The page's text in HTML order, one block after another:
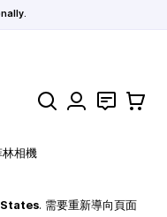
搜索 聯絡 購物車
相機
. 需要重新導向頁面